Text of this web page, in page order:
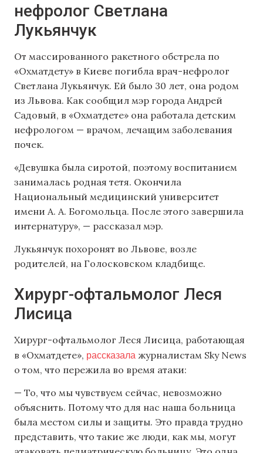
нефролог Светлана
Лукьянчук
От массированного ракетного обстрела по
«Охматдету» в Киеве погибла врач-нефролог
Светлана Лукьянчук. Ей было 30 лет, она родом
из Львова. Как сообщил мэр города Андрей
Садовый, в «Охматдете» она работала детским
нефрологом — врачом, лечащим заболевания
почек.
«Девушка была сиротой, поэтому воспитанием
занималась родная тетя. Окончила
Национальный медицинский университет
имени А. А. Богомольца. После этого завершила
интернатуру», — рассказал мэр.
Лукьянчук похоронят во Львове, возле
родителей, на Голосковском кладбище.
Хирург-офтальмолог Леся
Лисица
Хирург-офтальмолог Леся Лисица, работающая
в «Охматдете», рассказала журналистам Sky News
о том, что пережила во время атаки:
— То, что мы чувствуем сейчас, невозможно
объяснить. Потому что для нас наша больница
была местом силы и защиты. Это правда трудно
представить, что такие же люди, как мы, могут